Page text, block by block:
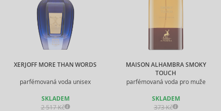
XERJOFF MORE THAN WORDS
parfémovaná voda unisex
SKLADEM
2 517 Kč
MAISON ALHAMBRA SMOKY
TOUCH
parfémovaná voda pro muže
SKLADEM
373 Kč